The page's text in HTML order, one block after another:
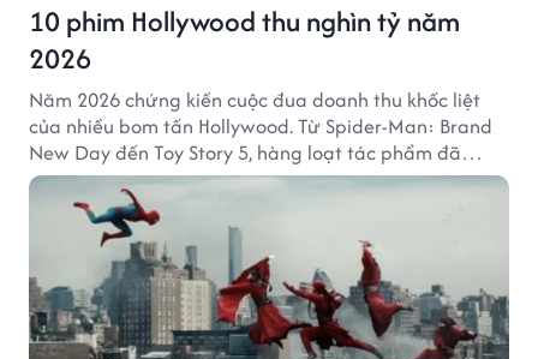
10 phim Hollywood thu nghìn tỷ năm
2026
Năm 2026 chứng kiến cuộc đua doanh thu khốc liệt
của nhiều bom tấn Hollywood. Từ Spider-Man: Brand
New Day đến Toy Story 5, hàng loạt tác phẩm đã
mang về hàng chục nghìn tỷ đồng và tạo nên những
cột mốc đáng nhớ tại phòng vé toàn cầu.